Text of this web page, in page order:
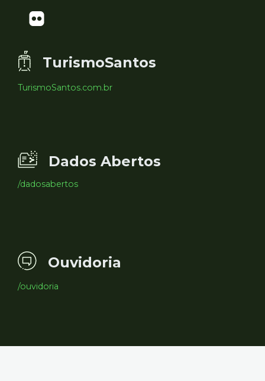
TurismoSantos
TurismoSantos.com.br
Dados Abertos
/dadosabertos
Ouvidoria
/ouvidoria